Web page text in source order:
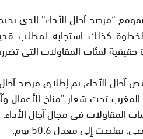
“مرصد آجال الأداء” الذي
الخطوة كذلك استجابة لمطلب
لمئات المقاولات التي
آجال الأداء, تم إطلاق مرصد
المغرب تحت شعار ”مناخ الأعمال
المقاولات في مجال آجال الأداء.
إلى معدل 50.6 يوم.